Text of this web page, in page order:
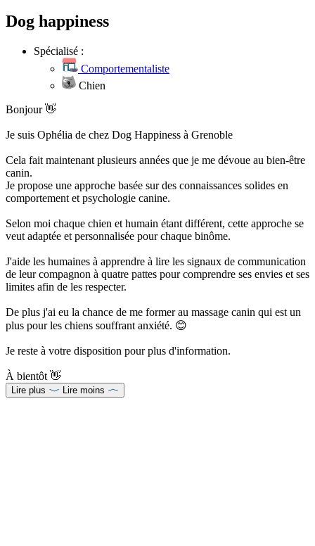
Dog happiness
Spécialisé :
Comportementaliste
Chien
Bonjour 👋
Je suis Ophélia de chez Dog Happiness à Grenoble
Cela fait maintenant plusieurs années que je me dévoue au bien-être
canin.
Je propose une approche basée sur des connaissances solides en
comportement et psychologie canine.
Selon moi chaque chien et humain étant différent, cette approche se
veut adaptée et personnalisée pour chaque binôme.
J'aide les humaines à apprendre à lire les signaux de communication
de leur compagnon à quatre pattes pour comprendre ses envies et ses
limites afin de les respecter.
De plus j'ai eu la chance de me former au massage canin qui est un
plus pour les chiens souffrant anxiété. 😊
Je reste à votre disposition pour plus d'information.
À bientôt 👋
Lire plus Lire moins